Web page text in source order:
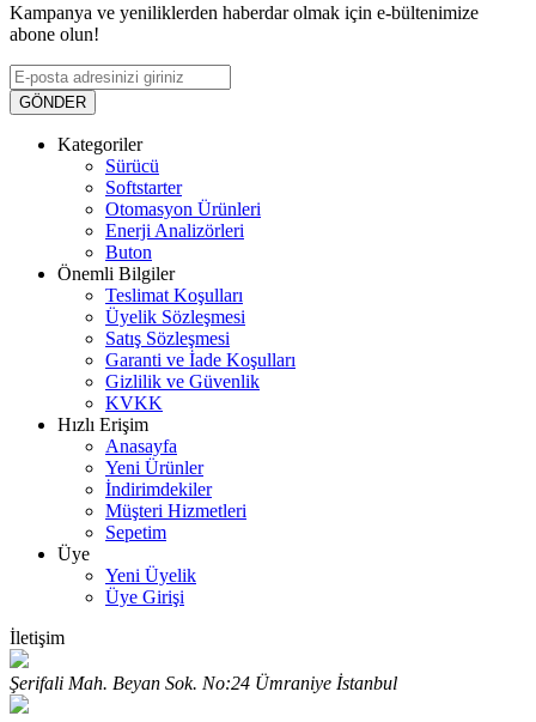
Kampanya ve yeniliklerden haberdar olmak için e-bültenimize
abone olun!
GÖNDER
Kategoriler
Sürücü
Softstarter
Otomasyon Ürünleri
Enerji Analizörleri
Buton
Önemli Bilgiler
Teslimat Koşulları
Üyelik Sözleşmesi
Satış Sözleşmesi
Garanti ve İade Koşulları
Gizlilik ve Güvenlik
KVKK
Hızlı Erişim
Anasayfa
Yeni Ürünler
İndirimdekiler
Müşteri Hizmetleri
Sepetim
Üye
Yeni Üyelik
Üye Girişi
İletişim
Şerifali Mah. Beyan Sok. No:24 Ümraniye İstanbul